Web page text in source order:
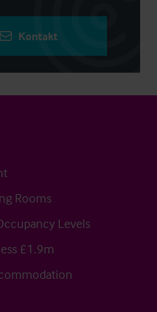
Kontakt
Rooms
Levels
£1.9m